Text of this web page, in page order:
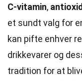
C-vitamin,
et sundt valg for
kan pifte enhver
drikkevarer og
tradition for at